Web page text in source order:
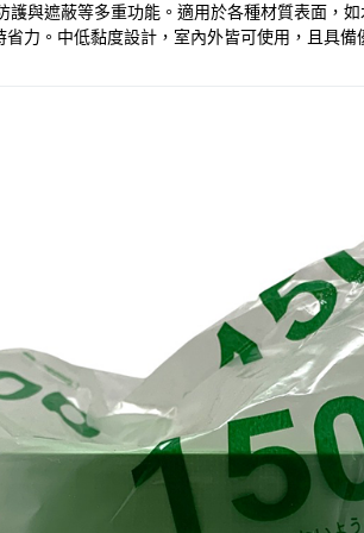
與遮蔽等多重功能。適用於各種材質表面，
力。中低黏度設計，室內外皆可使用，且具備